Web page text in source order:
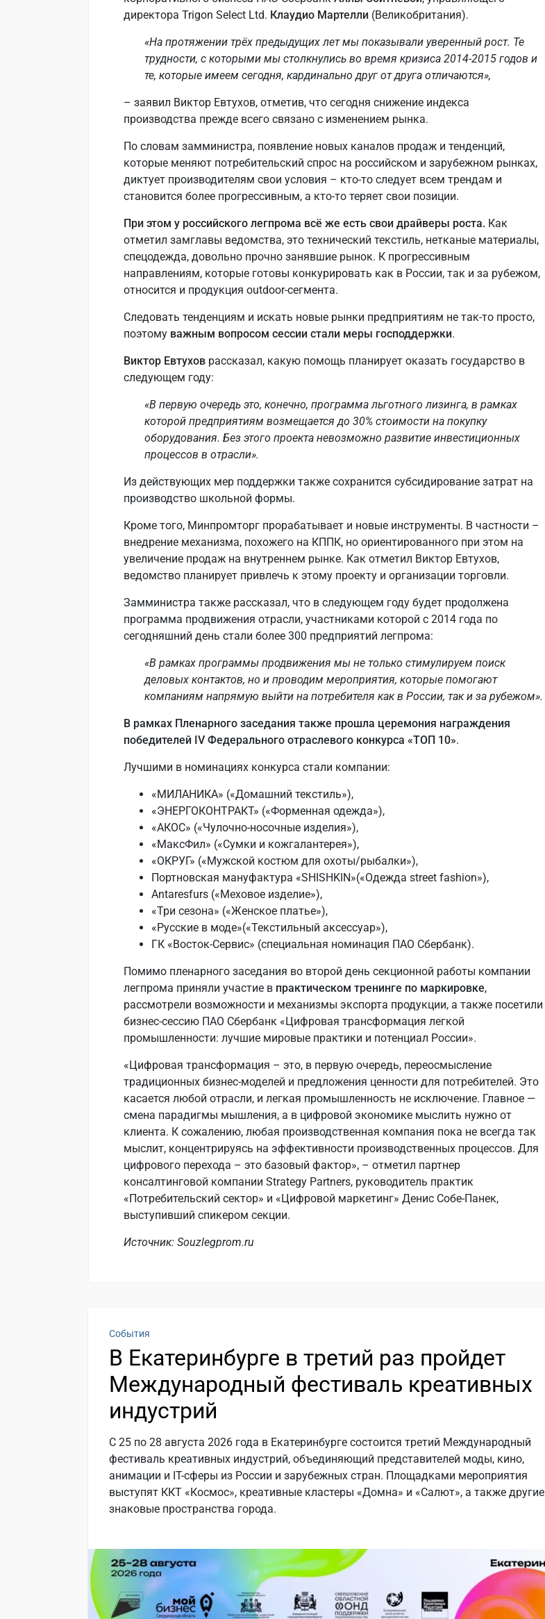
директора Trigon Select Ltd. Клаудио Мартелли (Великобритания).
«На протяжении трёх предыдущих лет мы показывали уверенный рост. Те
трудности, с которыми мы столкнулись во время кризиса 2014-2015 годов и
те, которые имеем сегодня, кардинально друг от друга отличаются»,
– заявил Виктор Евтухов, отметив, что сегодня снижение индекса
производства прежде всего связано с изменением рынка.
По словам замминистра, появление новых каналов продаж и тенденций,
которые меняют потребительский спрос на российском и зарубежном рынках,
диктует производителям свои условия – кто-то следует всем трендам и
становится более прогрессивным, а кто-то теряет свои позиции.
При этом у российского легпрома всё же есть свои драйверы роста. Как
отметил замглавы ведомства, это технический текстиль, нетканые материалы,
спецодежда, довольно прочно занявшие рынок. К прогрессивным
направлениям, которые готовы конкурировать как в России, так и за рубежом,
относится и продукция outdoor-сегмента.
Следовать тенденциям и искать новые рынки предприятиям не так-то просто,
поэтому важным вопросом сессии стали меры господдержки.
Виктор Евтухов рассказал, какую помощь планирует оказать государство в
следующем году:
«В первую очередь это, конечно, программа льготного лизинга, в рамках
которой предприятиям возмещается до 30% стоимости на покупку
оборудования. Без этого проекта невозможно развитие инвестиционных
процессов в отрасли».
Из действующих мер поддержки также сохранится субсидирование затрат на
производство школьной формы.
Кроме того, Минпромторг прорабатывает и новые инструменты. В частности –
внедрение механизма, похожего на КППК, но ориентированного при этом на
увеличение продаж на внутреннем рынке. Как отметил Виктор Евтухов,
ведомство планирует привлечь к этому проекту и организации торговли.
Замминистра также рассказал, что в следующем году будет продолжена
программа продвижения отрасли, участниками которой с 2014 года по
сегодняшний день стали более 300 предприятий легпрома:
«В рамках программы продвижения мы не только стимулируем поиск
деловых контактов, но и проводим мероприятия, которые помогают
компаниям напрямую выйти на потребителя как в России, так и за рубежом».
В рамках Пленарного заседания также прошла церемония награждения
победителей IV Федерального отраслевого конкурса «ТОП 10».
Лучшими в номинациях конкурса стали компании:
«МИЛАНИКА» («Домашний текстиль»),
«ЭНЕРГОКОНТРАКТ» («Форменная одежда»),
«АКОС» («Чулочно-носочные изделия»),
«МаксФил» («Сумки и кожгалантерея»),
«ОКРУГ» («Мужской костюм для охоты/рыбалки»),
Портновская мануфактура «SHISHKIN»(«Одежда street fashion»),
Antaresfurs («Меховое изделие»),
«Три сезона» («Женское платье»),
«Русские в моде»(«Текстильный аксессуар»),
ГК «Восток-Сервис» (специальная номинация ПАО Сбербанк).
Помимо пленарного заседания во второй день секционной работы компании
легпрома приняли участие в практическом тренинге по маркировке,
рассмотрели возможности и механизмы экспорта продукции, а также посетили
бизнес-сессию ПАО Сбербанк «Цифровая трансформация легкой
промышленности: лучшие мировые практики и потенциал России».
«Цифровая трансформация – это, в первую очередь, переосмысление
традиционных бизнес-моделей и предложения ценности для потребителей. Это
касается любой отрасли, и легкая промышленность не исключение. Главное —
смена парадигмы мышления, а в цифровой экономике мыслить нужно от
клиента. К сожалению, любая производственная компания пока не всегда так
мыслит, концентрируясь на эффективности производственных процессов. Для
цифрового перехода – это базовый фактор», – отметил партнер
консалтинговой компании Strategy Partners, руководитель практик
«Потребительский сектор» и «Цифровой маркетинг» Денис Собе-Панек,
выступивший спикером секции.
Источник: Souzlegprom.ru
События
В Екатеринбурге в третий раз пройдет
Международный фестиваль креативных
индустрий
С 25 по 28 августа 2026 года в Екатеринбурге состоится третий Международный
фестиваль креативных индустрий, объединяющий представителей моды, кино,
анимации и IT-сферы из России и зарубежных стран. Площадками мероприятия
выступят ККТ «Космос», креативные кластеры «Домна» и «Салют», а также другие
знаковые пространства города.